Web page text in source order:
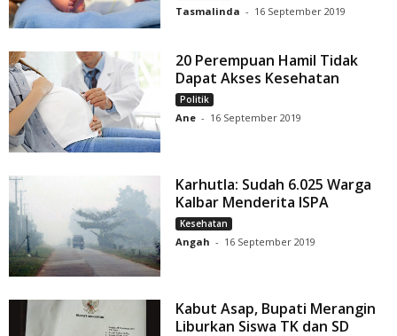
Tasmalinda - 16 September 2019
20 Perempuan Hamil Tidak
Dapat Akses Kesehatan
Politik
Ane - 16 September 2019
Karhutla: Sudah 6.025 Warga
Kalbar Menderita ISPA
Kesehatan
Angah - 16 September 2019
Kabut Asap, Bupati Merangin
Liburkan Siswa TK dan SD